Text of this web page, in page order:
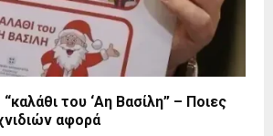
του ‘Αη Βασίλη” – Ποιες
αφορά